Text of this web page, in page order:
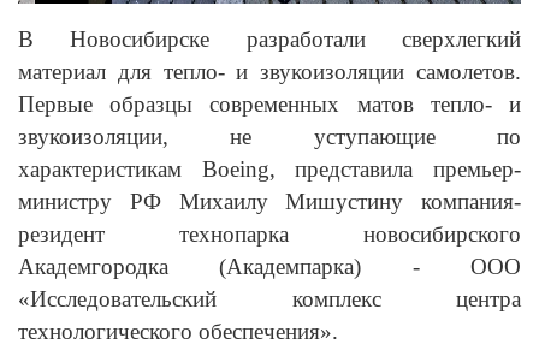
В Новосибирске разработали сверхлегкий
материал для тепло- и звукоизоляции самолетов.
Первые образцы современных матов тепло- и
звукоизоляции, не уступающие по
характеристикам Boeing, представила премьер-
министру РФ Михаилу Мишустину компания-
резидент технопарка новосибирского
Академгородка (Академпарка) - ООО
«Исследовательский комплекс центра
технологического обеспечения».